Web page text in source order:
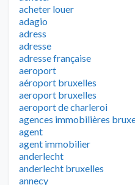
acheter louer
adagio
adress
adresse
adresse française
aeroport
aéroport bruxelles
aeroport bruxelles
aeroport de charleroi
agences immobilières
agent
agent immobilier
anderlecht
anderlecht bruxelles
annecy